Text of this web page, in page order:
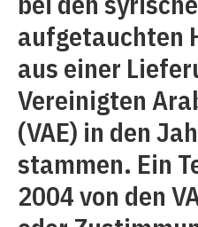
aufgetauchten
aus einer
Vereinigten
(VAE) in den
stammen. Ein
2004 von den